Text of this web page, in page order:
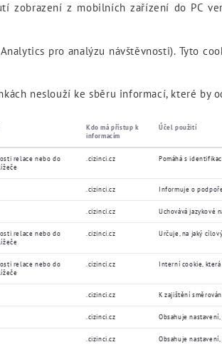
zobrazení z mobilních zařízení do PC
pro analýzu návštěvnosti). Tyto
neslouží ke sběru informací, které by
Kdo má přístup k
informacím
Účel použití
relace nebo do
.cizinci.cz Pomáhá s
.cizinci.cz Informuje o
.cizinci.cz Uchovává jazykové
relace nebo do
.cizinci.cz Určuje, na jaký
relace nebo do
.cizinci.cz Interní cookie,
.cizinci.cz K zajištění
.cizinci.cz Obsahuje
.cizinci.cz Obsahuje